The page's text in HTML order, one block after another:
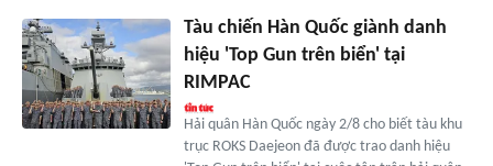
Tàu chiến Hàn Quốc giành danh
hiệu 'Top Gun trên biển' tại
RIMPAC
Hải quân Hàn Quốc ngày 2/8 cho biết tàu khu
trục ROKS Daejeon đã được trao danh hiệu